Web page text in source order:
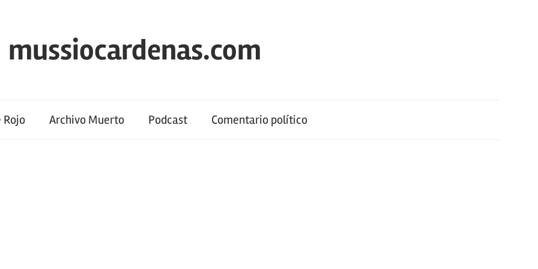
mussiocardenas.com
Archivo Muerto Podcast Comentario político